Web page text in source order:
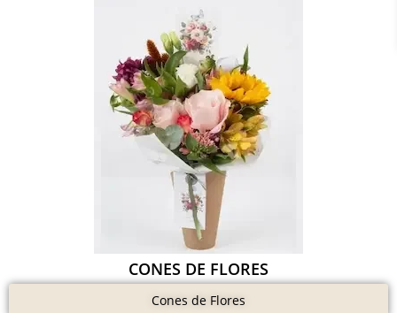
CONES DE FLORES
Cones de Flores